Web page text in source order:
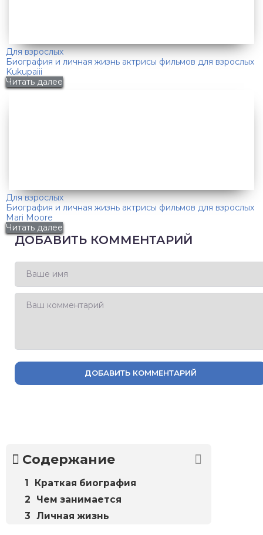
Для взрослых
Биография и личная жизнь актрисы фильмов для взрослых
Kukupaiii
Читать далее
Для взрослых
Биография и личная жизнь актрисы фильмов для взрослых
Mari Moore
Читать далее
ДОБАВИТЬ КОММЕНТАРИЙ
ДОБАВИТЬ КОММЕНТАРИЙ
Содержание
Краткая биография
Чем занимается
Личная жизнь